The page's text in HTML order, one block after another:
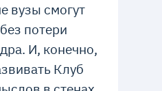
вузы смогут
потери
И, конечно,
Клуб